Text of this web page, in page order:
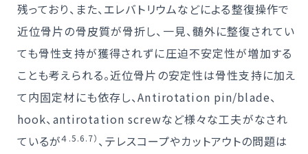
残っており、また、エレバトリウムなどによる整復操作で
近位骨片の骨皮質が骨折し、一見、髄外に整復されてい
ても骨性支持が獲得されずに圧迫不安定性が増加する
ことも考えられる。近位骨片の安定性は骨性支持に加え
て内固定材にも依存し、Antirotation pin/blade、
hook、antirotation screwなど様々な工夫がなされ
ているが４.5.6.7） 、テレスコープやカットアウトの問題は